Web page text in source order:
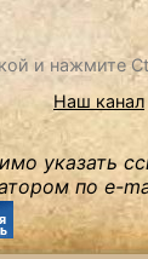
и нажмите
Наш канал
указать
по e-